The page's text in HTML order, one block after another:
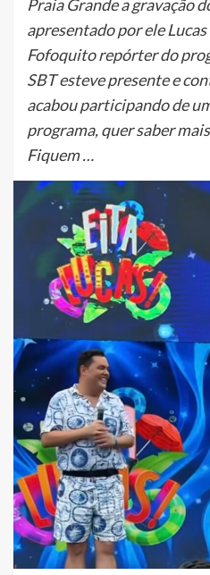
Praia Grande a gravação
apresentado por ele
Fofoquito repórter do
SBT esteve presente e
acabou participando de
programa, quer saber
Fiquem …